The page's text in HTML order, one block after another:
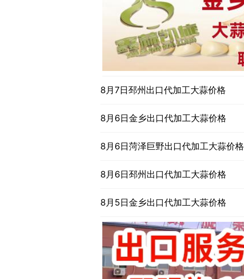
8月7日邳州出口代加工大蒜价格
8月6日金乡出口代加工大蒜价格
8月6日菏泽巨野出口代加工大蒜价格
8月6日邳州出口代加工大蒜价格
8月5日金乡出口代加工大蒜价格